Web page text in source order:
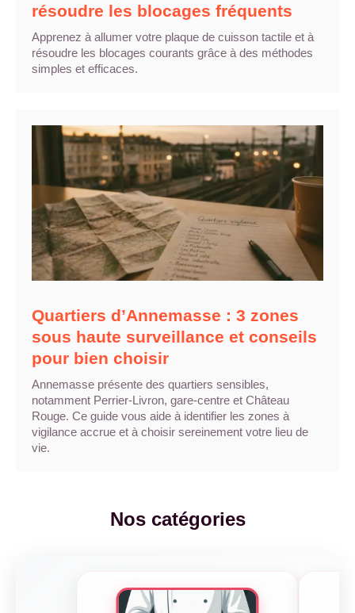
résoudre les blocages fréquents
Apprenez à allumer votre plaque de cuisson tactile et à
résoudre les blocages courants grâce à des méthodes
simples et efficaces.
Quartiers d’Annemasse : 3 zones
sous haute surveillance et conseils
pour bien choisir
Annemasse présente des quartiers sensibles,
notamment Perrier-Livron, gare-centre et Château
Rouge. Ce guide vous aide à identifier les zones à
vigilance accrue et à choisir sereinement votre lieu de
vie.
Nos catégories